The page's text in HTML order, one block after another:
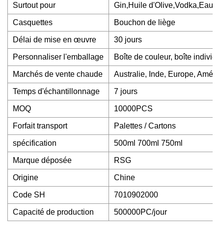
Surtout pour Gin,Huile
Casquettes Bouchon de liège
Délai de mise en œuvre 30 jours
Personnaliser l'emballage Boîte de couleur, boîte
Marchés de vente chaude Australie, Inde, Europe,
Temps d'échantillonnage 7 jours
MOQ 10000PCS
Forfait transport Palettes / Cartons
spécification 500ml 700ml 750ml
Marque déposée RSG
Origine Chine
Code SH 7010902000
Capacité de production 500000PC/jour